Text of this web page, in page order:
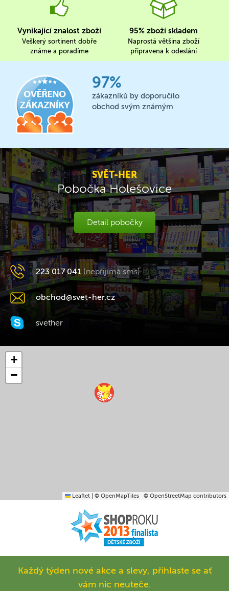
Vynikající znalost zboží
Veškerý sortinent dobře
známe a poradíme
95% zboží skladem
Naprostá většina zboží
připravena k odeslání
97%
zákazníků by doporučilo
obchod svým známým
SVĚT-HER
Pobočka Holešovice
Detail pobočky
223 017 041 (nepřijímá sms)
obchod@svet-her.cz
svether
+
−
Leaflet © OpenMapTiles © OpenStreetMap contributors
Každý týden nové akce a slevy, přihlaste se ať
vám nic neuteče.